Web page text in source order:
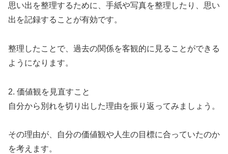
思い出を整理するために、手紙や写真を整理したり、思い
出を記録することが有効です。
整理したことで、過去の関係を客観的に見ることができる
ようになります。
2. 価値観を見直すこと
自分から別れを切り出した理由を振り返ってみましょう。
その理由が、自分の価値観や人生の目標に合っていたのか
を考えます。